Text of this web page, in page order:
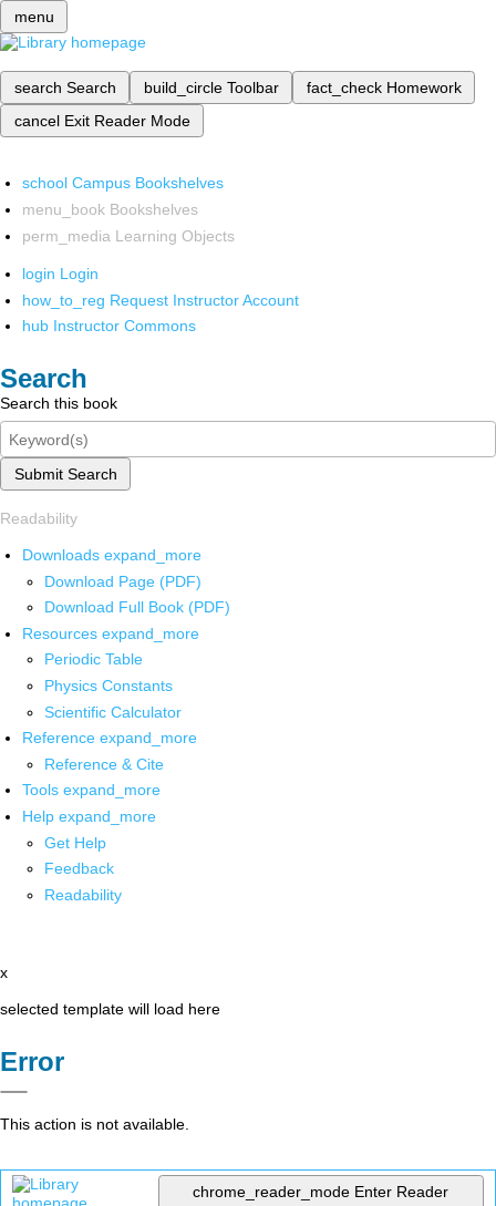
menu
search Search build_circle Toolbar fact_check Homework
cancel Exit Reader Mode
school Campus Bookshelves
menu_book Bookshelves
perm_media Learning Objects
login Login
how_to_reg Request Instructor Account
hub Instructor Commons
Search
Search this book
Submit Search
Readability
Downloads expand_more
Download Page (PDF)
Download Full Book (PDF)
Resources expand_more
Periodic Table
Physics Constants
Scientific Calculator
Reference expand_more
Reference & Cite
Tools expand_more
Help expand_more
Get Help
Feedback
Readability
x
selected template will load here
Error
This action is not available.
chrome_reader_mode Enter Reader